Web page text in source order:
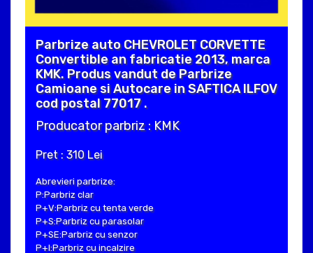
Parbrize auto CHEVROLET CORVETTE
Convertible an fabricatie 2013, marca
KMK. Produs vandut de Parbrize
Camioane si Autocare in SAFTICA ILFOV
cod postal 77017 .
Producator parbriz : KMK
Pret : 310 Lei
Abrevieri parbrize:
P:Parbriz clar
P+V:Parbriz cu tenta verde
P+S:Parbriz cu parasolar
P+SE:Parbriz cu senzor
P+I:Parbriz cu incalzire